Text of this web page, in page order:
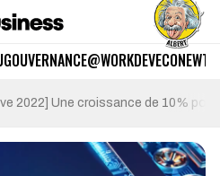
GOUVERNANCE@WORKDEVECO
2022] Une croissance de 10%